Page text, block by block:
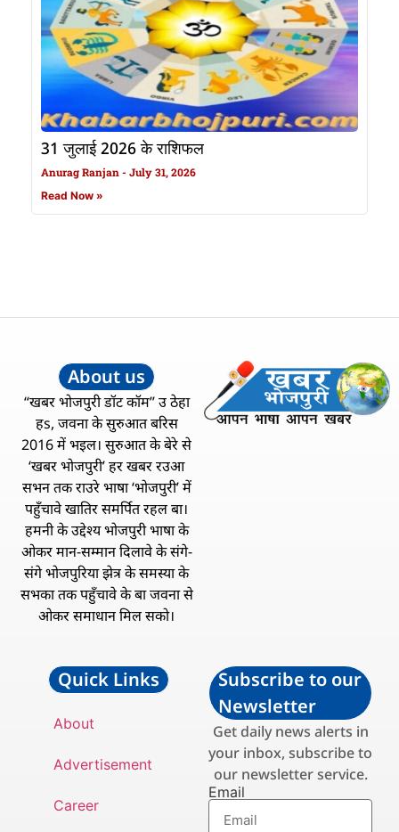
31 जुलाई 2026 के राशिफल
Anurag Ranjan July 31, 2026
Read Now »
About us
“खबर भोजपुरी डॉट कॉम” उ ठेहा
हs, जवना के सुरुआत बरिस
2016 में भइल। सुरुआत के बेरे से
‘खबर भोजपुरी’ हर खबर रउआ
सभन तक राउरे भाषा ‘भोजपुरी’ में
पहुँचावे खातिर समर्पित रहल बा।
हमनी के उद्देश्य भोजपुरी भाषा के
ओकर मान-सम्मान दिलावे के संगे-
संगे भोजपुरिया झेत्र के समस्या के
सभका तक पहुँचावे के बा जवना से
ओकर समाधान मिल सको।
Quick Links
About
Advertisement
Career
Subscribe to our
Newsletter
Get daily news alerts in
your inbox, subscribe to
our newsletter service.
Email